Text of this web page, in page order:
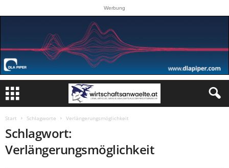
Werbung
Start Schlagworte Verlängerungsmöglichkeit
Schlagwort:
Verlängerungsmöglichkeit